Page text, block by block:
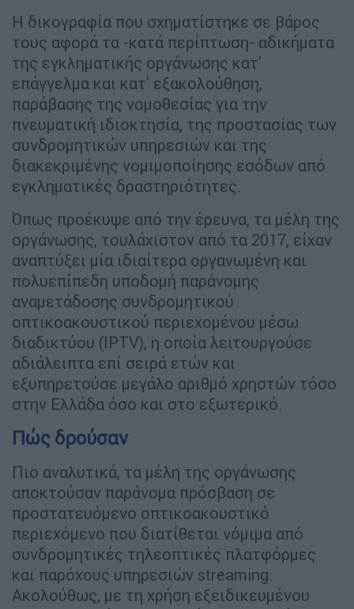
Η δικογραφία που σχηματίστηκε σε βάρος
τους αφορά τα -κατά περίπτωση- αδικήματα
της εγκληματικής οργάνωσης κατ'
επάγγελμα και κατ' εξακολούθηση,
παράβασης της νομοθεσίας για την
πνευματική ιδιοκτησία, της προστασίας των
συνδρομητικών υπηρεσιών και της
διακεκριμένης νομιμοποίησης εσόδων από
εγκληματικές δραστηριότητες.
Όπως προέκυψε από την έρευνα, τα μέλη της
οργάνωσης, τουλάχιστον από τα 2017, είχαν
αναπτύξει μία ιδιαίτερα οργανωμένη και
πολυεπίπεδη υποδομή παράνομης
αναμετάδοσης συνδρομητικού
οπτικοακουστικού περιεχομένου μέσω
διαδικτύου (IPTV), η οποία λειτουργούσε
αδιάλειπτα επί σειρά ετών και
εξυπηρετούσε μεγάλο αριθμό χρηστών τόσο
στην Ελλάδα όσο και στο εξωτερικό.
Πώς δρούσαν
Πιο αναλυτικά, τα μέλη της οργάνωσης
αποκτούσαν παράνομα πρόσβαση σε
προστατευόμενο οπτικοακουστικό
περιεχόμενο που διατίθεται νόμιμα από
συνδρομητικές τηλεοπτικές πλατφόρμες
και παρόχους υπηρεσιών streaming.
Ακολούθως, με τη χρήση εξειδικευμένου